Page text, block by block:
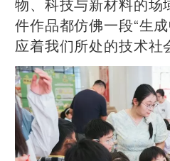
件作品都仿佛一段“生
应着我们所处的技术社